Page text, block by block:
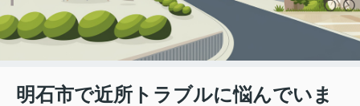
明石市で近所トラブルに悩んでいま